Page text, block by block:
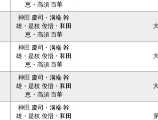
恵・高須 百華
神田 慶司・溝端 幹
雄・是枝 俊悟・和田
恵・高須 百華
神田 慶司・溝端 幹
雄・是枝 俊悟・和田
恵・高須 百華
神田 慶司・溝端 幹
雄・是枝 俊悟・和田
恵・高須 百華
神田 慶司・溝端 幹
雄・是枝 俊悟・和田